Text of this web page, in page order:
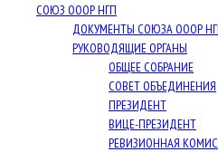
СОЮЗ ОООР НГП
ДОКУМЕНТЫ СОЮЗА ОООР
РУКОВОДЯЩИЕ ОРГАНЫ
ОБЩЕЕ СОБРАНИЕ
СОВЕТ ОБЪЕДИНЕНИЯ
ПРЕЗИДЕНТ
ВИЦЕ-ПРЕЗИДЕНТ
РЕВИЗИОННАЯ